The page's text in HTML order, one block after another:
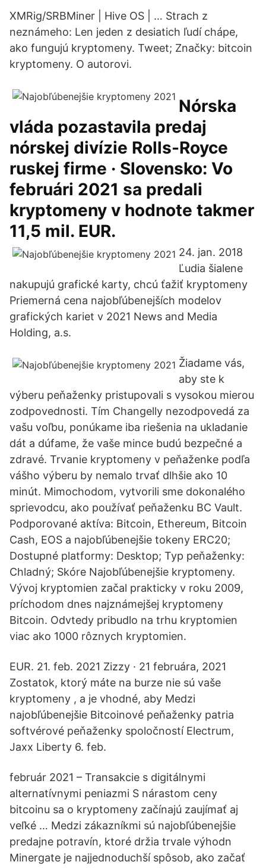
XMRig/SRBMiner | Hive OS | … Strach z
neznámeho: Len jeden z desiatich ľudí chápe,
ako fungujú kryptomeny. Tweet; Značky: bitcoin
kryptomeny. O autorovi.
Nórska
vláda pozastavila predaj
nórskej divízie Rolls-Royce
ruskej firme · Slovensko: Vo
februári 2021 sa predali
kryptomeny v hodnote takmer
11,5 mil. EUR.
24. jan. 2018
Ľudia šialene
nakupujú grafické karty, chcú ťažiť kryptomeny
Priemerná cena najobľúbenejších modelov
grafických kariet v 2021 News and Media
Holding, a.s.
Žiadame vás,
aby ste k
výberu peňaženky pristupovali s vysokou mierou
zodpovednosti. Tím Changelly nezodpovedá za
vašu voľbu, ponúkame iba riešenia na ukladanie
dát a dúfame, že vaše mince budú bezpečné a
zdravé. Trvanie kryptomeny v peňaženke podľa
vášho výberu by nemalo trvať dlhšie ako 10
minút. Mimochodom, vytvorili sme dokonalého
sprievodcu, ako používať peňaženku BC Vault.
Podporované aktíva: Bitcoin, Ethereum, Bitcoin
Cash, EOS a najobľúbenejšie tokeny ERC20;
Dostupné platformy: Desktop; Typ peňaženky:
Chladný; Skóre Najobľúbenejšie kryptomeny.
Vývoj kryptomien začal prakticky v roku 2009,
príchodom dnes najznámejšej kryptomeny
Bitcoin. Odvtedy pribudlo na trhu kryptomien
viac ako 1000 rôznych kryptomien.
EUR. 21. feb. 2021 Zizzy · 21 februára, 2021
Zostatok, ktorý máte na burze nie sú vaše
kryptomeny , a je vhodné, aby Medzi
najobľúbenejšie Bitcoinové peňaženky patria
softvérové ​​peňaženky spoločností Electrum,
Jaxx Liberty 6. feb.
február 2021 – Transakcie s digitálnymi
alternatívnymi peniazmi S nárastom ceny
bitcoinu sa o kryptomeny začínajú zaujímať aj
veľké … Medzi zákazníkmi sú najobľúbenejšie
predajne potravín, ktoré držia trvale výhodn
Minergate je najjednoduchší spôsob, ako začať